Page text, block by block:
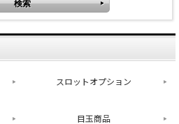
スロットオプション
目玉商品